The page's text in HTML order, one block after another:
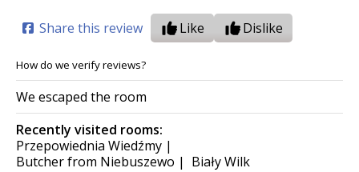
Share this review Like Dislike
How do we verify reviews?
We escaped the room
Recently visited rooms:
Przepowiednia Wiedźmy |
Butcher from Niebuszewo | Biały Wilk